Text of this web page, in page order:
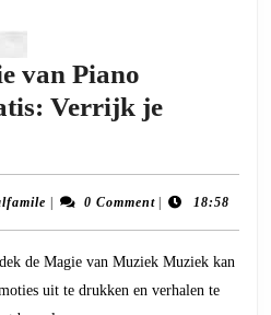
van Piano
Verrijk je
halfamile0 Comment 18:58
de Magie van Muziek Muziek kan
uit te drukken en verhalen te